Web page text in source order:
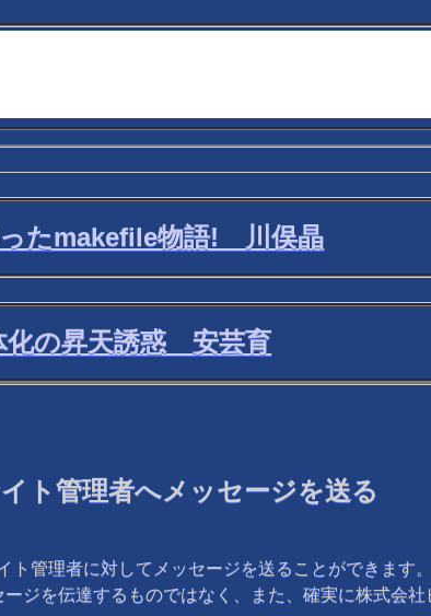
ったmakefile物語! 川俣晶
化の昇天誘惑 安芸育
ト管理者へメッセージを送る
管理者に対してメッセージを送ることができます。
ジを伝達するものではなく、また、確実に株式会